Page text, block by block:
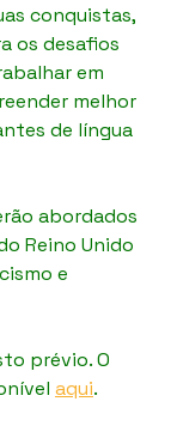
conquistas,
os desafios
em
melhor
de língua
abordados
Reino Unido
e
prévio. O
aqui.